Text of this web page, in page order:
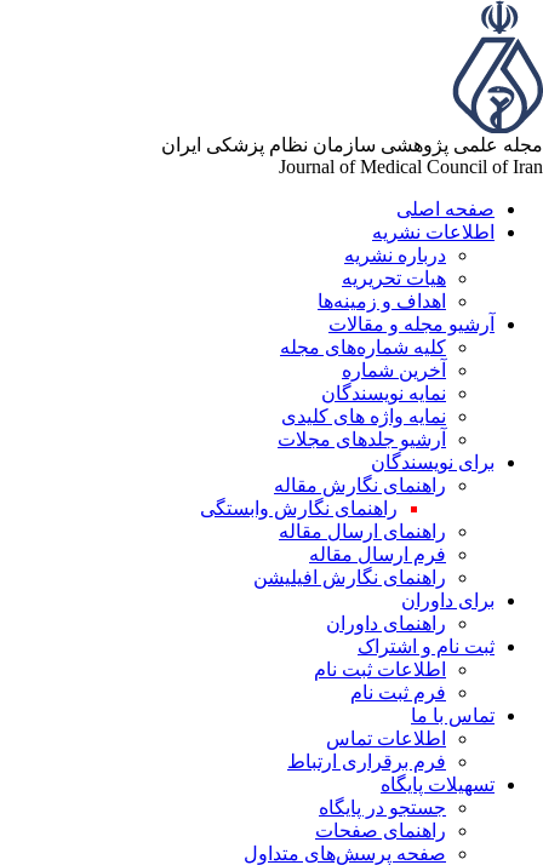
علمی پژوهشی سازمان نظام پزشکی ایران
Journal of Medical Council of
صفحه اصلی
اطلاعات نشریه
درباره نشریه
هیات تحریریه
اهداف و زمینه‌ها
آرشیو مجله و مقالات
کلیه شماره‌های مجله
آخرین شماره
نمایه نویسندگان
نمایه واژه های کلیدی
آرشیو جلدهای مجلات
برای نویسندگان
راهنمای نگارش مقاله
راهنمای نگارش وابستگی
راهنمای ارسال مقاله
فرم ارسال مقاله
راهنمای نگارش افیلیشن
برای داوران
راهنمای داوران
ثبت نام و اشتراک
اطلاعات ثبت نام
فرم ثبت نام
تماس با ما
اطلاعات تماس
فرم برقراری ارتباط
تسهیلات پایگاه
جستجو در پایگاه
راهنمای صفحات
صفحه پرسش‌های متداول